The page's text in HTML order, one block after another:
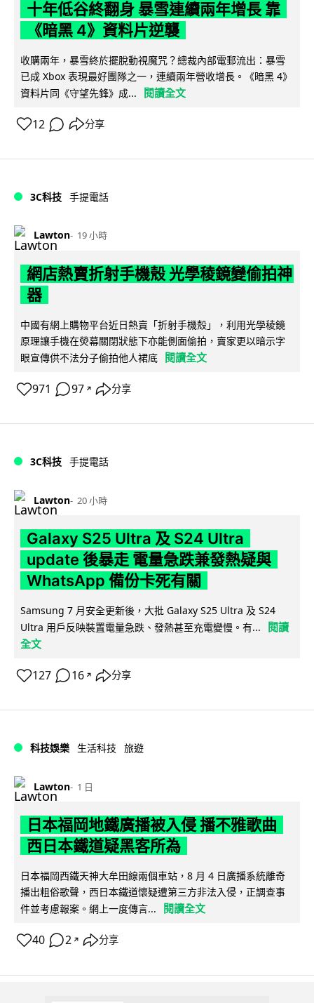
十年低谷終翻身 暴雪連續兩年增長 靠
《暗黑 4》資料片逆襲
收購兩年，暴雪終於擺脫動視魔咒？總裁內部電郵流出：暴雪
已成 Xbox 表現最好團隊之一，連續兩年營收增長。《暗黑 4》
資料片同《守望先鋒》成...
閱讀全文
12 分享
3C科技 手提電話
Lawton 19 小時
網店熱賣折射手機殼 光學稜鏡變偷拍神
器
中國有網上購物平台近日熱賣「折射手機殼」，利用光學稜鏡
原理讓手機在熒幕關閉狀態下亦能側面偷拍，賣家更以暗示字
眼宣傳供不法分子偷拍他人裙底 閱讀全文
971 97 ↗ 分享
3C科技 手提電話
Lawton 20 小時
Galaxy S25 Ultra 及 S24 Ultra
update 後暴走 電量急跌兼發熱疑與
WhatsApp 備份卡死有關
Samsung 7 月安全更新後，大批 Galaxy S25 Ultra 及 S24
Ultra 用戶反映裝置電量急跌、發熱甚至充電變慢。有...
閱讀
全文
127 16 ↗ 分享
科技娛樂 生活科技 旅遊
Lawton 1 日
日本福岡地鐵廣播被入侵 播不雅歌曲
西日本鐵道疑黑客所為
日本福岡西鐵天神大牟田線兩個車站，8 月 4 日廣播系統離奇
播出粗俗歌聲，西日本鐵道懷疑遭第三方非法入侵，正調查事
件並考慮報案。網上一度傳言...
閱讀全文
40 2 ↗ 分享